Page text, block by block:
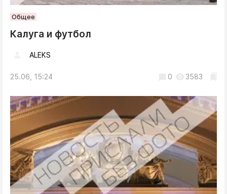
Общее
Калуга и футбол
ALEKS
25.06, 15:24 0 3583